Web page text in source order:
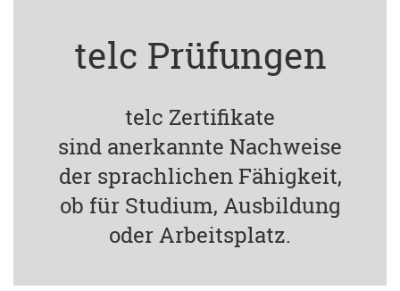
telc Prüfungen
telc Zertifikate
sind anerkannte Nachweise
der sprachlichen Fähigkeit,
ob für Studium, Ausbildung
oder Arbeitsplatz.